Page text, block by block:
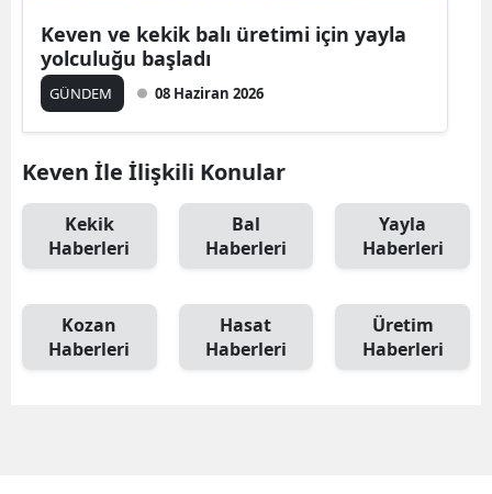
Keven ve kekik balı üretimi için yayla
yolculuğu başladı
GÜNDEM 08 Haziran 2026
Keven İle İlişkili Konular
Kekik
Haberleri
Bal
Haberleri
Yayla
Haberleri
Kozan
Haberleri
Hasat
Haberleri
Üretim
Haberleri